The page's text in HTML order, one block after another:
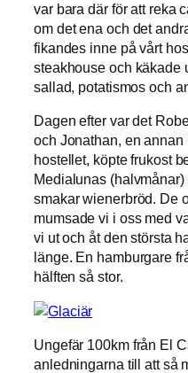
var bara där för att reka
om det ena och det
fikandes inne på vårt
steakhouse och käkade
sallad, potatismos och
Dagen efter var det
och Jonathan, en
hostellet, köpte frukost
Medialunas
smakar wienerbröd. De
mumsade vi i oss med
vi ut och åt den största
länge. En hamburgare
hälften så stor.
Ungefär 100km från El
anledningarna till att så